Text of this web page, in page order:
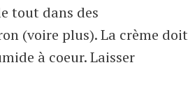
tout dans des
(voire plus). La crème doit
à coeur. Laisser